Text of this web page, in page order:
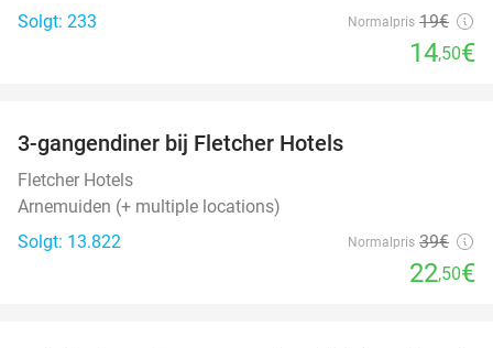
Solgt: 233
Normalpris 19€
14,50€
3-gangendiner bij Fletcher Hotels
Fletcher Hotels
Arnemuiden (+ multiple locations)
Solgt: 13.822
Normalpris 39€
22,50€